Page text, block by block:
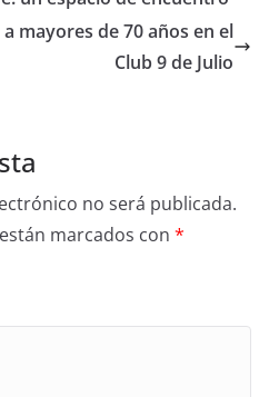
mayores de 70 años en el
Club 9 de Julio
no será publicada.
marcados con *